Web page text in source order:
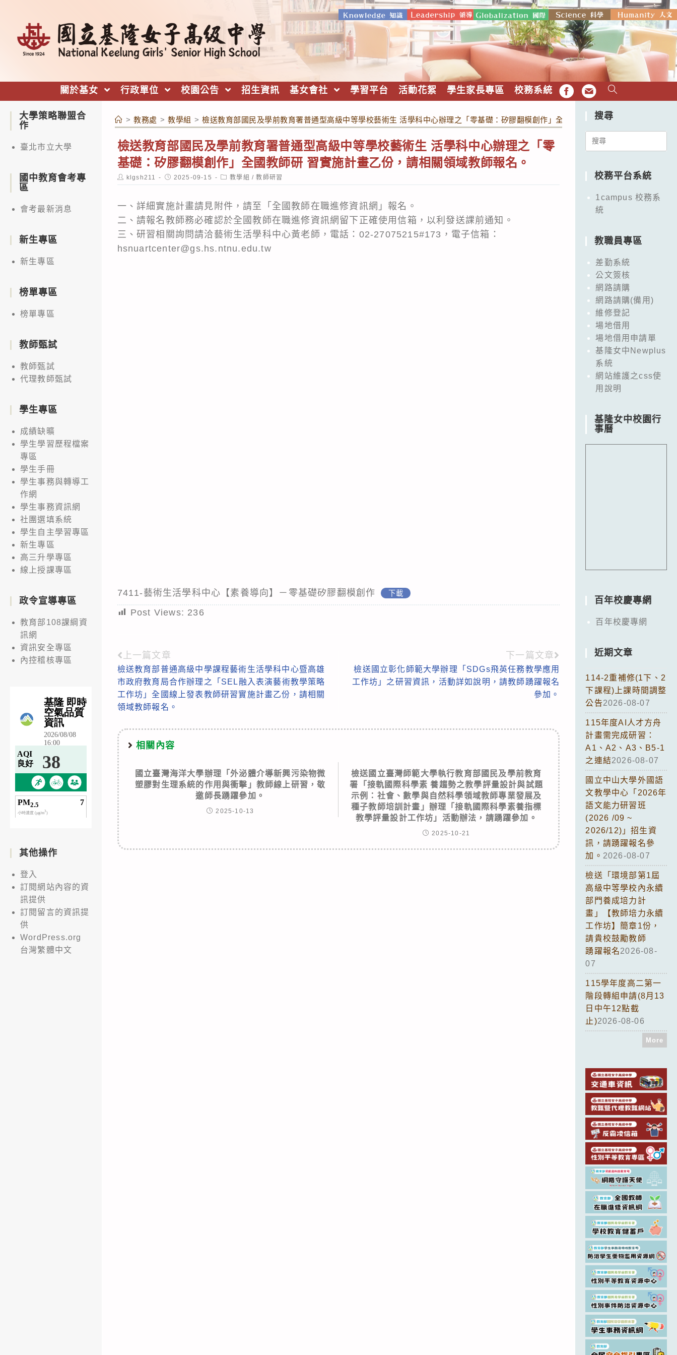
關於基女 行政單位 校園公告 招生資訊 基女會社 學習平台 活動花絮 學生家長專區 校務系統 FB EMAIL
> 教務處 > 教學組 > 檢送教育部國民及學前教育署普通型高級中等學校藝術生 活學科中心辦理之「零基礎：矽膠翻模創作」全國教師研 習實施計畫乙份，請
檢送教育部國民及學前教育署普通型高級中等學校藝術生 活學科中心辦理之「零
基礎：矽膠翻模創作」全國教師研 習實施計畫乙份，請相關領域教師報名。
Post
author:
klgsh211
Post
published:
2025-09-15
Post
category:
教學組 / 教師研習
一、詳細實施計畫請見附件，請至「全國教師在職進修資訊網」報名。
二、請報名教師務必確認於全國教師在職進修資訊網留下正確使用信箱，以利發送課前通知。
三、研習相關詢問請洽藝術生活學科中心黃老師，電話：02-27075215#173，電子信箱：
hsnuartcenter@gs.hs.ntnu.edu.tw
7411-藝術生活學科中心【素養導向】－零基礎矽膠翻模創作 下載
Post Views: 236
Read
more
articles
上一篇文章
檢送教育部普通高級中學課程藝術生活學科中心暨高雄
市政府教育局合作辦理之「SEL融入表演藝術教學策略
工作坊」全國線上發表教師研習實施計畫乙份，請相關
領域教師報名。
下一篇文章
檢送國立彰化師範大學辦理「SDGs飛英任務教學應用
工作坊」之研習資訊，活動詳如說明，請教師踴躍報名
參加。
相關內容
國立臺灣海洋大學辦理「外泌體介導新興污染物微
塑膠對生理系統的作用與衝擊」教師線上研習，敬
邀師長踴躍參加。
2025-10-13
檢送國立臺灣師範大學執行教育部國民及學前教育
署「接軌國際科學素 養趨勢之教學評量設計與試題
示例：社會、數學與自然科學領域教師專業發展及
種子教師培訓計畫」辦理「接軌國際科學素養指標
教學評量設計工作坊」活動辦法，請踴躍參加。
2025-10-21
大學策略聯盟合
作
臺北市立大學
國中教育會考專
區
會考最新消息
新生專區
新生專區
榜單專區
榜單專區
教師甄試
教師甄試
代理教師甄試
學生專區
成績缺曠
學生學習歷程檔案
專區
學生手冊
學生事務與轉導工
作網
學生事務資訊網
社團選填系統
學生自主學習專區
新生專區
高三升學專區
線上授課專區
政令宣導專區
教育部108課綱資
訊網
資訊安全專區
內控稽核專區
其他操作
登入
訂閱網站內容的資
訊提供
訂閱留言的資訊提
供
WordPress.org
台灣繁體中文
搜尋
Search
校務平台系統
1campus 校務系
統
教職員專區
差勤系統
公文簽核
網路請購
網路請購(備用)
維修登記
場地借用
場地借用申請單
基隆女中Newplus
系統
網站維護之css使
用說明
基隆女中校園行
事曆
百年校慶專網
百年校慶專網
近期文章
114-2重補修(1下、2
下課程)上課時間調整
公告2026-08-07
115年度AI人才方舟
計畫需完成研習：
A1、A2、A3、B5-1
之連結2026-08-07
國立中山大學外國語
文教學中心「2026年
語文能力研習班
(2026 /09 ~
2026/12)」招生資
訊，請踴躍報名參
加。 2026-08-07
檢送「環境部第1屆
高級中等學校內永續
部門養成培力計
畫」【教師培力永續
工作坊】簡章1份，
請貴校鼓勵教師
踴躍報名2026-08-
07
115學年度高二第一
階段轉組申請(8月13
日中午12點截
止)2026-08-06
More